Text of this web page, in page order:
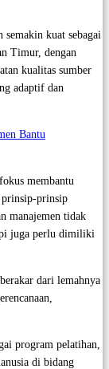
kuat sebagai
Timur, dengan
kualitas sumber
adaptif dan
Bantu
membantu
prinsip-prinsip
manajemen tidak
juga perlu dimiliki
dari lemahnya
program pelatihan,
di bidang